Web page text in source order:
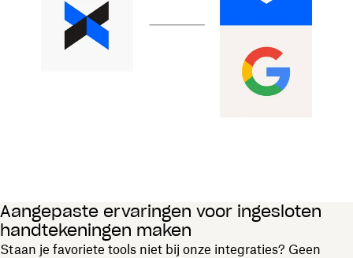
Aangepaste ervaringen voor ingesloten
handtekeningen maken
Staan je favoriete tools niet bij onze integraties? Geen